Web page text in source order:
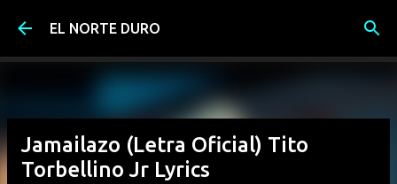
Ir al contenido principal
EL NORTE DURO
Jamailazo (Letra Oficial) Tito
Torbellino Jr Lyrics